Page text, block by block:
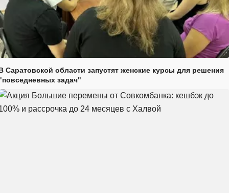
Саратовской области запустят женские курсы для решения
задач"